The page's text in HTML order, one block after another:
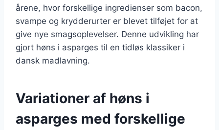
årene, hvor forskellige ingredienser som bacon,
svampe og krydderurter er blevet tilføjet for at
give nye smagsoplevelser. Denne udvikling har
gjort høns i asparges til en tidløs klassiker i
dansk madlavning.
Variationer af høns i
asparges med forskellige